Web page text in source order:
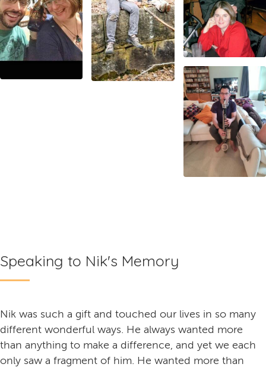
Speaking to Nik's Memory
Nik was such a gift and touched our lives in so many
different wonderful ways. He always wanted more
than anything to make a difference, and yet we each
only saw a fragment of him. He wanted more than